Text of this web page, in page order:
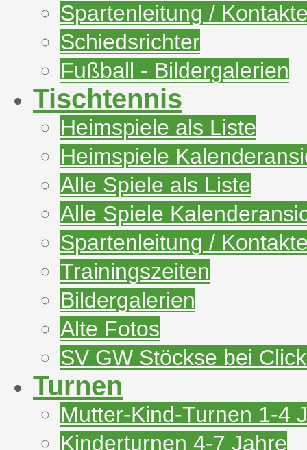
Spartenleitung /
Schiedsrichter
Fußball - Bildergalerien
Tischtennis
Heimspiele als Liste
Heimspiele
Alle Spiele als Liste
Alle Spiele
Spartenleitung /
Trainingszeiten
Bildergalerien
Alte Fotos
SV GW Stöckse bei
Turnen
Mutter-Kind-Turnen 1-4
Kinderturnen 4-7 Jahre